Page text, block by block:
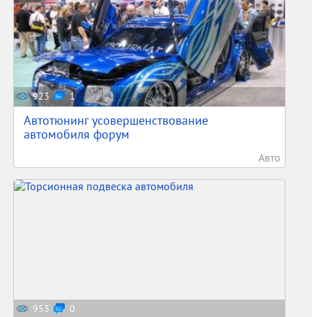
923 1
Автотюнинг усовершенствование
автомобиля форум
Авто
953 0